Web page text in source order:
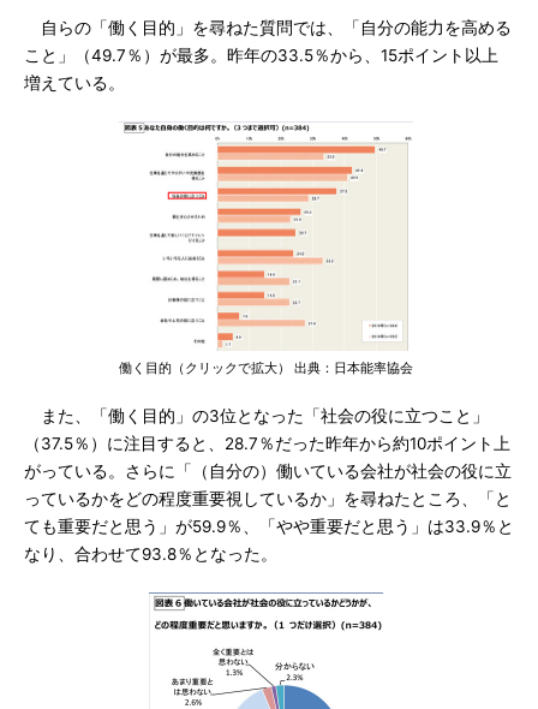
自らの「働く目的」を尋ねた質問では、「自分の能力を高める
こと」（49.7％）が最多。昨年の33.5％から、15ポイント以上
増えている。
働く目的（クリックで拡大） 出典：日本能率協会
また、「働く目的」の3位となった「社会の役に立つこと」
（37.5％）に注目すると、28.7％だった昨年から約10ポイント上
がっている。さらに「（自分の）働いている会社が社会の役に立
っているかをどの程度重要視しているか」を尋ねたところ、「と
ても重要だと思う」が59.9％、「やや重要だと思う」は33.9％と
なり、合わせて93.8％となった。